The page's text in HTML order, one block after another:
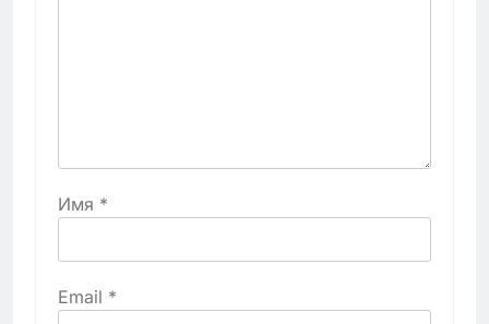
Имя *
Email *